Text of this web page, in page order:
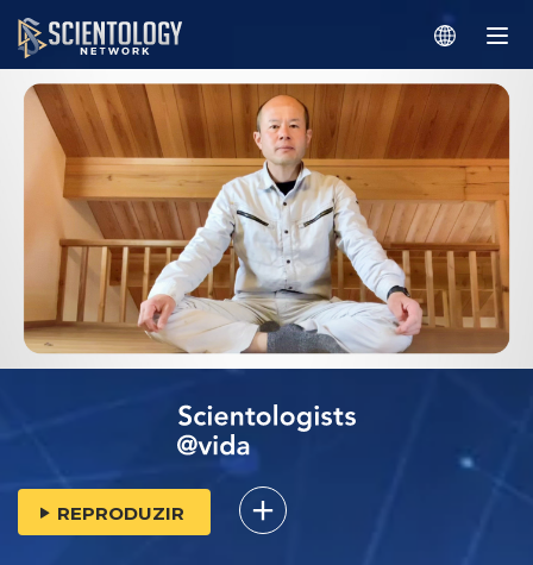
REPRODUZIR